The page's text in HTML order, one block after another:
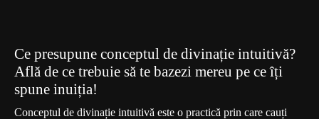
Ce presupune conceptul de divinație intuitivă?
Află de ce trebuie să te bazezi mereu pe ce îți
spune inuiția!
Conceptul de divinație intuitivă este o practică prin care cauți